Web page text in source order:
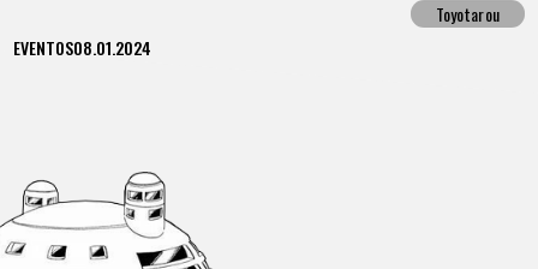
Toyotarou
EVENTOS08.01.2024